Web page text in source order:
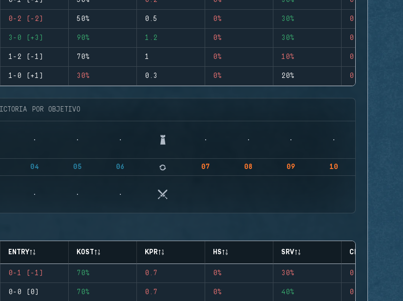
0-2 (-2) 50% 0.5 0% 30% 0
3-0 (+3) 90% 1.2 0% 30% 0
1-2 (-1) 70% 1 0% 10% 0
1-0 (+1) 30% 0.3 0% 20% 0
POR OBJETIVO
04 05 06 07 08 09 10
ENTRY KOST KPR HS SRV CLUTCHES
0-1 (-1) 70% 0.7 0% 30% 0
0-0 (0) 70% 0.7 0% 40% 0